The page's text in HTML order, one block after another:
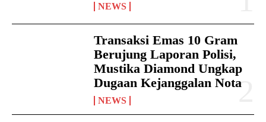
NEWS
Transaksi Emas 10 Gram
Berujung Laporan Polisi,
Mustika Diamond Ungkap
Dugaan Kejanggalan Nota
NEWS